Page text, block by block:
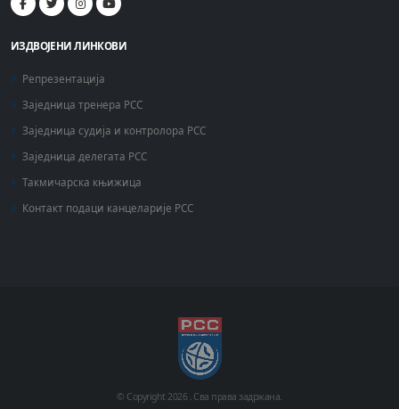
ИЗДВОЈЕНИ ЛИНКОВИ
Репрезентација
Заједница тренера РСС
Заједница судија и контролора РСС
Заједница делегата РСС
Такмичарска књижица
Контакт подаци канцеларије РСС
© Copyright2026 . Сва права задржана.